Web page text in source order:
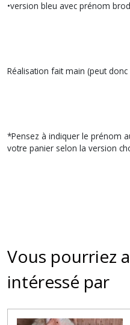
•version bleu avec prénom
Réalisation fait main (peut
*Pensez à indiquer le prénom
votre panier selon la version
Vous pourriez
intéressé par